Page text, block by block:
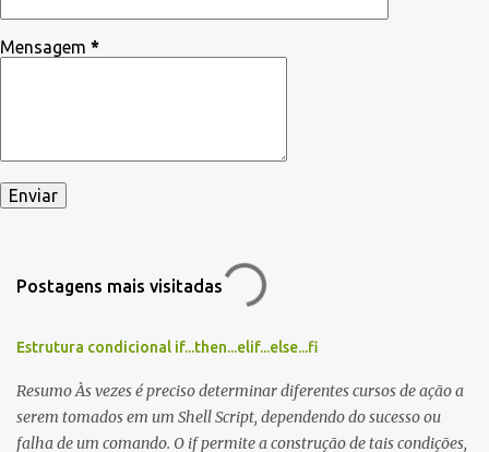
Mensagem *
Postagens mais visitadas
Estrutura condicional if...then...elif...else...fi
Resumo Às vezes é preciso determinar diferentes cursos de ação a
serem tomados em um Shell Script, dependendo do sucesso ou
falha de um comando. O if permite a construção de tais condições,